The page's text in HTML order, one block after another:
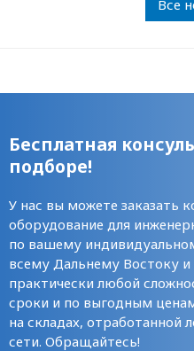
Все
Бесплатная
подборе!
У нас вы можете заказать
оборудование для
по вашему
всему Дальнему Востоку и
практически любой
сроки и по выгодным
на складах, отработанной
сети. Обращайтесь!